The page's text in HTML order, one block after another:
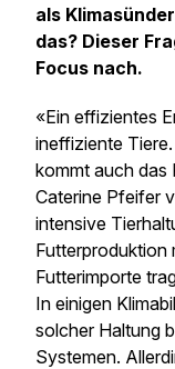
als
das? Dieser
Focus nach.
«Ein effizientes
ineffiziente
kommt auch das
Caterine Pfeifer
intensive
Futterproduktion
Futterimporte
In einigen
solcher Haltung
Systemen.